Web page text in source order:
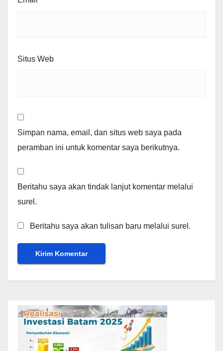
Situs Web
Simpan nama, email, dan situs web saya pada
peramban ini untuk komentar saya berikutnya.
Beritahu saya akan tindak lanjut komentar melalui
surel.
Beritahu saya akan tulisan baru melalui surel.